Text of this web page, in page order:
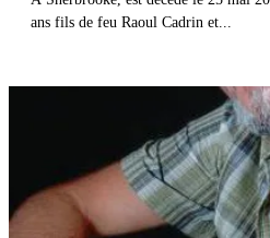
ans fils de feu Raoul Cadrin et...